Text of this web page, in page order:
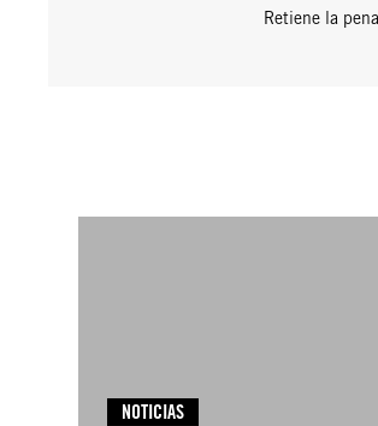
Retiene la
NOTICIAS